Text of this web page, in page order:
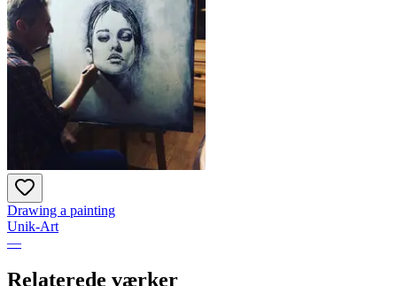
Drawing a painting
Unik-Art
—
Relaterede værker